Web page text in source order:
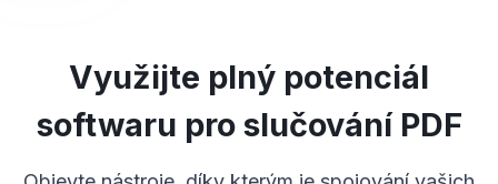
Využijte plný potenciál
softwaru pro slučování PDF